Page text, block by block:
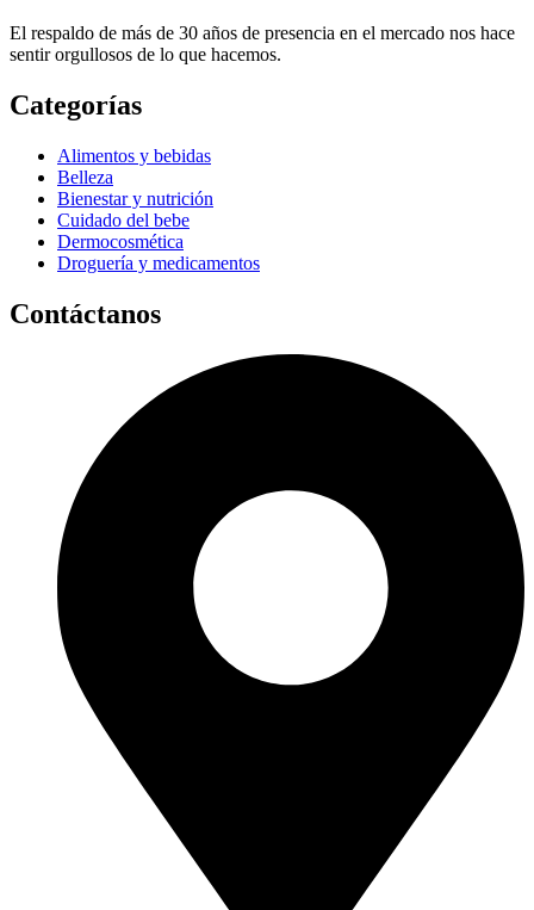
El respaldo de más de 30 años de presencia en el mercado nos hace
sentir orgullosos de lo que hacemos.
Categorías
Alimentos y bebidas
Belleza
Bienestar y nutrición
Cuidado del bebe
Dermocosmética
Droguería y medicamentos
Contáctanos